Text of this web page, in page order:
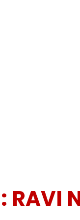
RAVI